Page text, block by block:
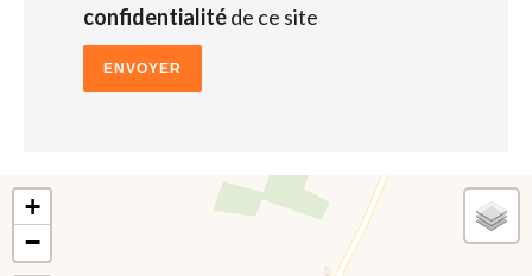
confidentialitéde ce site
ENVOYER
+
−